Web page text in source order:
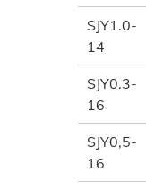
SJY1.0-
14
SJY0.3-
16
SJY0,5-
16